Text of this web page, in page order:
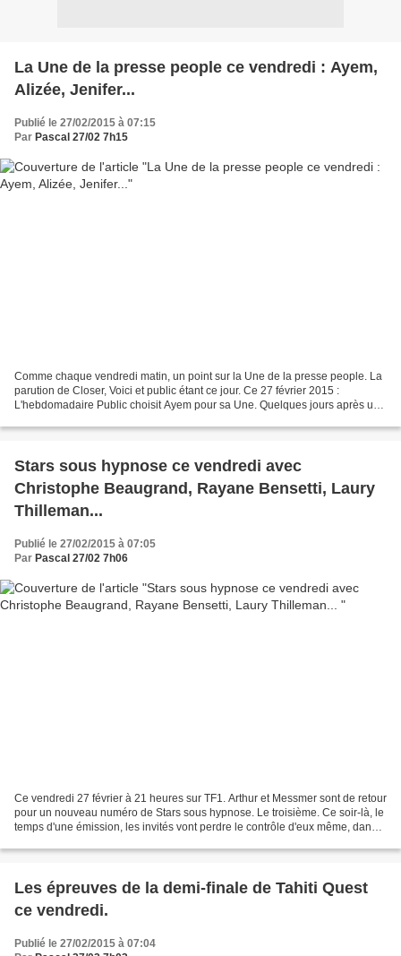
La Une de la presse people ce vendredi : Ayem,
Alizée, Jenifer...
Publié le 27/02/2015 à 07:15
Par Pascal 27/02 7h15
Comme chaque vendredi matin, un point sur la Une de la presse people. La
parution de Closer, Voici et public étant ce jour. Ce 27 février 2015 :
L'hebdomadaire Public choisit Ayem pour sa Une. Quelques jours après une
Stars sous hypnose ce vendredi avec
Christophe Beaugrand, Rayane Bensetti, Laury
Thilleman...
Publié le 27/02/2015 à 07:05
Par Pascal 27/02 7h06
Ce vendredi 27 février à 21 heures sur TF1. Arthur et Messmer sont de retour
pour un nouveau numéro de Stars sous hypnose. Le troisième. Ce soir-là, le
temps d'une émission, les invités vont perdre le contrôle d'eux même, dans
Les épreuves de la demi-finale de Tahiti Quest
ce vendredi.
Publié le 27/02/2015 à 07:04